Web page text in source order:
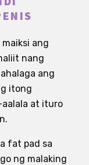
ang
nang
ang
itong
at ituro
fat pad sa
ng malaking